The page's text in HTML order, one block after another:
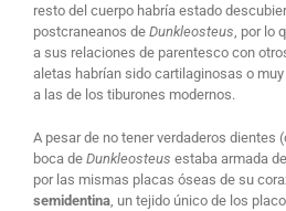
resto del cuerpo habría estado
postcraneanos de Dunkleosteus , por lo
a sus relaciones de parentesco con
aletas habrían sido cartilaginosas o
a las de los tiburones modernos.
A pesar de no tener verdaderos dientes
boca de Dunkleosteus estaba armada
por las mismas placas óseas de su
semidentina, un tejido único de los